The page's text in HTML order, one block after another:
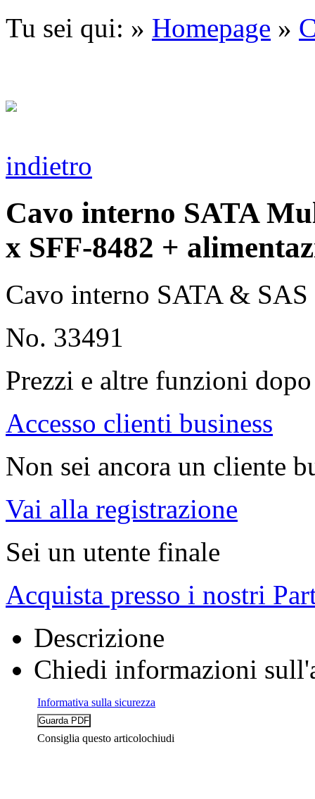
Tu sei qui: » Homepage »
indietro
Cavo interno SATA
x SFF-8482 +
Cavo interno SATA & SAS
No. 33491
Prezzi e altre funzioni
Accesso clienti business
Non sei ancora un cliente
Vai alla registrazione
Sei un utente finale
Acquista presso i nostri
Descrizione
Chiedi informazioni
Informativa sulla sicurezza
Consiglia questo articolochiudi